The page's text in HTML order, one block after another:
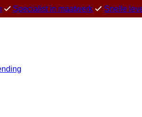
Specialist in maatwerk Snelle